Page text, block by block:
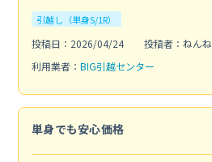
引越し（単身S/1R）
投稿日：2026/04/24
投稿者：ねんね
利用業者： BIG引越センター
単身でも安心価格